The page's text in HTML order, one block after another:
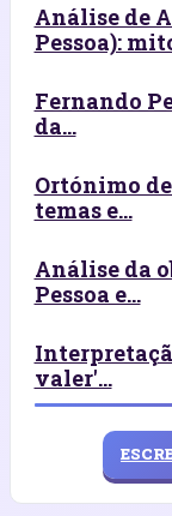
Análise de
Pessoa):
Fernando
da...
Ortónimo
temas e...
Análise da
Pessoa e...
valer'...